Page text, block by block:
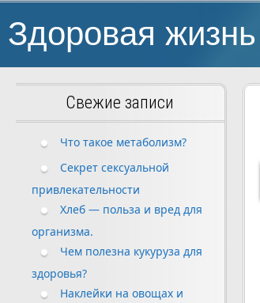
Здоровая жизнь
Свежие записи
Что такое метаболизм?
Секрет сексуальной
привлекательности
Хлеб — польза и вред для
организма.
Чем полезна кукуруза для
здоровья?
Наклейки на овощах и